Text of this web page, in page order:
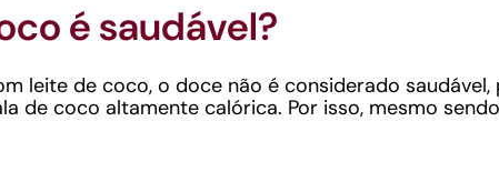
é saudável?
leite de coco, o doce não é considerado
de coco altamente calórica. Por isso, mesmo